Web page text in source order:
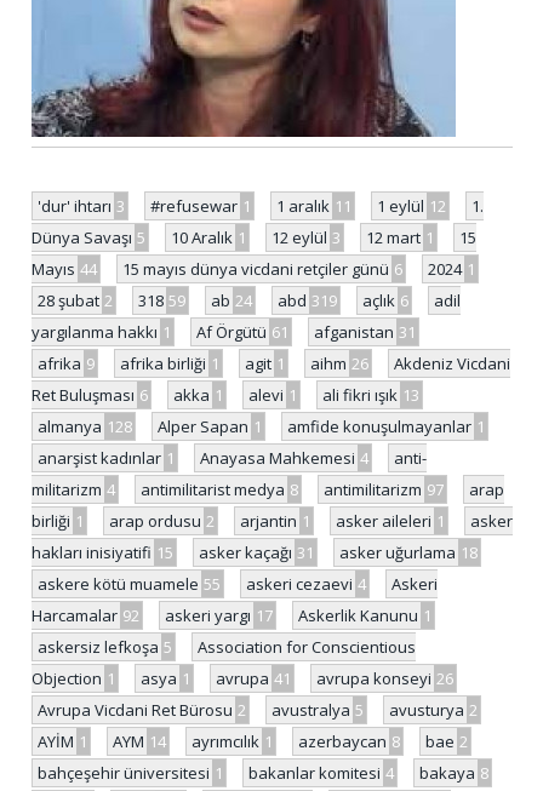
'dur' ihtarı 3 #refusewar 1 1 aralık 11 1 eylül 12
1.
Dünya Savaşı 5 10 Aralık 1 12 eylül 3 12 mart 1
15
Mayıs 44 15 mayıs dünya vicdani retçiler günü 6 2024 1
28 şubat 2 318 59 ab 24 abd 319 açlık 6
adil
yargılanma hakkı 1 Af Örgütü 61 afganistan 31
afrika 9 afrika birliği 1 agit 1 aihm 26
Akdeniz Vicdani
Ret Buluşması 6 akka 1 alevi 1 ali fikri ışık 13
almanya 128 Alper Sapan 1 amfide konuşulmayanlar 1
anarşist kadınlar 1 Anayasa Mahkemesi 4
anti-
militarizm 4 antimilitarist medya 8 antimilitarizm 97
arap
birliği 1 arap ordusu 2 arjantin 1 asker aileleri 1
asker
hakları inisiyatifi 15 asker kaçağı 31 asker uğurlama 18
askere kötü muamele 55 askeri cezaevi 4
Askeri
Harcamalar 92 askeri yargı 17 Askerlik Kanunu 1
askersiz lefkoşa 5
Association for Conscientious
Objection 1 asya 1 avrupa 41 avrupa konseyi 26
Avrupa Vicdani Ret Bürosu 2 avustralya 5 avusturya 2
AYİM 1 AYM 14 ayrımcılık 1 azerbaycan 8 bae 2
bahçeşehir üniversitesi 1 bakanlar komitesi 4 bakaya 8